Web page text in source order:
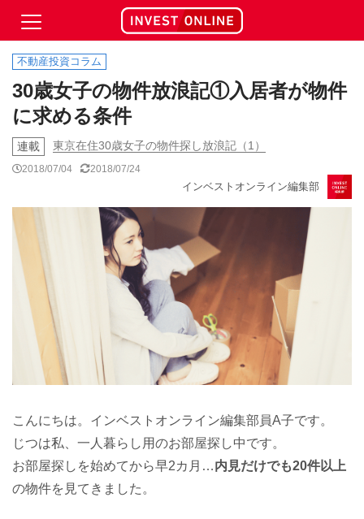
不動産投資コラム
30歳女子の物件放浪記①入居者が物件
に求める条件
連載 東京在住30歳女子の物件探し放浪記（1）
2018/07/04 2018/07/24
インベストオンライン編集部
こんにちは。インベストオンライン編集部員A子です。
じつは私、一人暮らし用のお部屋探し中です。
お部屋探しを始めてから早2カ月…内見だけでも20件以上
の物件を見てきました。